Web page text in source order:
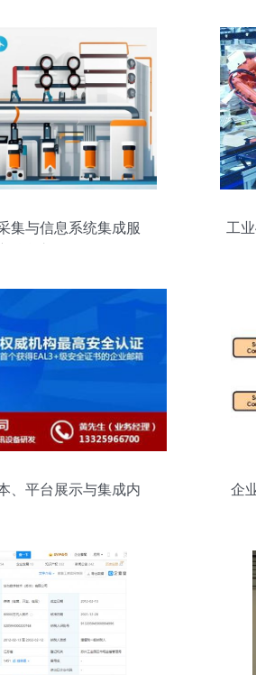
集与信息系统集成服
工
、平台展示与集成内
企